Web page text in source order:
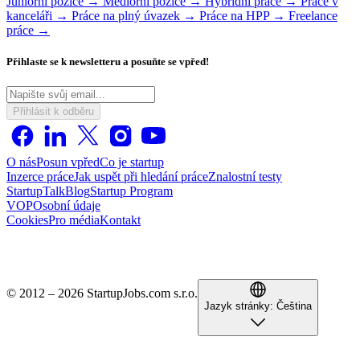
kanceláři → Práce na plný úvazek → Práce na HPP → Freelance
práce →
Přihlaste se k newsletteru a posuňte se vpřed!
Přihlásit k odběru
O násPosun vpředCo je startup
Inzerce práceJak uspět při hledání práceZnalostní testy
StartupTalkBlogStartup Program
VOPOsobní údaje
CookiesPro médiaKontakt
© 2012 – 2026 StartupJobs.com s.r.o.
Jazyk stránky: Čeština